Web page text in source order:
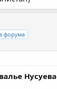
форума